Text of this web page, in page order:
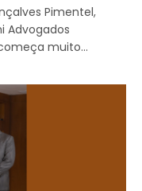
Pimentel,
Advogados
muito…